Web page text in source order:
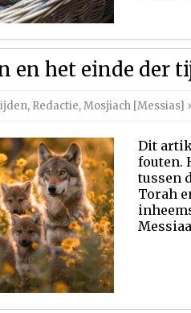
en het einde der
, Redactie,Mosjiach [Messias]
Dit
fouten.
tussen
Torah